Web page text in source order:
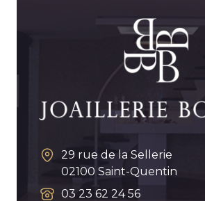
29 rue de la Sellerie
02100 Saint-Quentin
03 23 62 24 56